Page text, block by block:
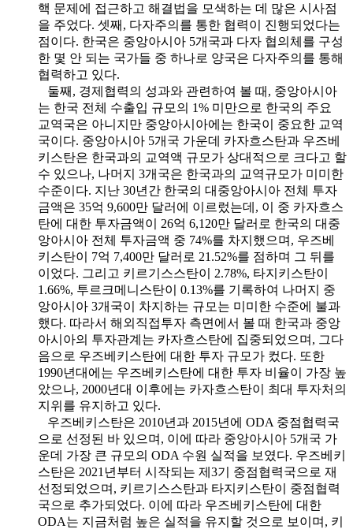
핵 문제에 접근하고 해결법을 모색하는 데 많은 시사점
을 주었다. 셋째, 다자주의를 통한 협력이 진행되었다는
점이다. 한국은 중앙아시아 5개국과 다자 협의체를 구성
한 몇 안 되는 국가들 중 하나로 양국은 다자주의를 통해
협력하고 있다.
둘째, 경제협력의 성과와 관련하여 볼 때, 중앙아시아
는 한국 전체 수출입 규모의 1% 미만으로 한국의 주요
교역국은 아니지만 중앙아시아에는 한국이 중요한 교역
국이다. 중앙아시아 5개국 가운데 카자흐스탄과 우즈베
키스탄은 한국과의 교역액 규모가 상대적으로 크다고 할
수 있으나, 나머지 3개국은 한국과의 교역규모가 미미한
수준이다. 지난 30년간 한국의 대중앙아시아 전체 투자
금액은 35억 9,600만 달러에 이르렀는데, 이 중 카자흐스
탄에 대한 투자금액이 26억 6,120만 달러로 한국의 대중
앙아시아 전체 투자금액 중 74%를 차지했으며, 우즈베
키스탄이 7억 7,400만 달러로 21.52%를 점하며 그 뒤를
이었다. 그리고 키르기스스탄이 2.78%, 타지키스탄이
1.66%, 투르크메니스탄이 0.13%를 기록하여 나머지 중
앙아시아 3개국이 차지하는 규모는 미미한 수준에 불과
했다. 따라서 해외직접투자 측면에서 볼 때 한국과 중앙
아시아의 투자관계는 카자흐스탄에 집중되었으며, 그다
음으로 우즈베키스탄에 대한 투자 규모가 컸다. 또한
1990년대에는 우즈베키스탄에 대한 투자 비율이 가장 높
았으나, 2000년대 이후에는 카자흐스탄이 최대 투자처의
지위를 유지하고 있다.
우즈베키스탄은 2010년과 2015년에 ODA 중점협력국
으로 선정된 바 있으며, 이에 따라 중앙아시아 5개국 가
운데 가장 큰 규모의 ODA 수원 실적을 보였다. 우즈베키
스탄은 2021년부터 시작되는 제3기 중점협력국으로 재
선정되었으며, 키르기스스탄과 타지키스탄이 중점협력
국으로 추가되었다. 이에 따라 우즈베키스탄에 대한
ODA는 지금처럼 높은 실적을 유지할 것으로 보이며, 키